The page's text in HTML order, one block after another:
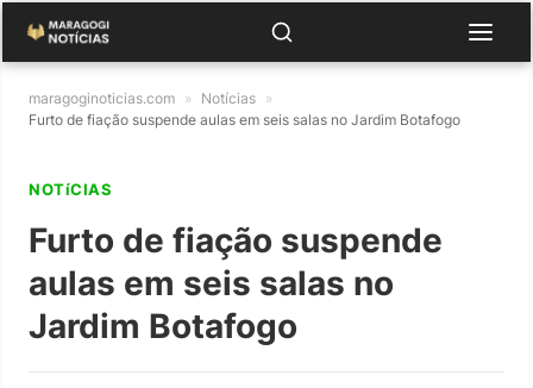
maragoginoticias.com » Notícias »
Furto de fiação suspende aulas em seis salas no Jardim Botafogo
NOTíCIAS
Furto de fiação suspende
aulas em seis salas no
Jardim Botafogo